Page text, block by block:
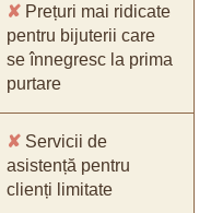
✘ Prețuri mai ridicate
pentru bijuterii care
se înnegresc la prima
purtare
✘ Servicii de
asistență pentru
clienți limitate